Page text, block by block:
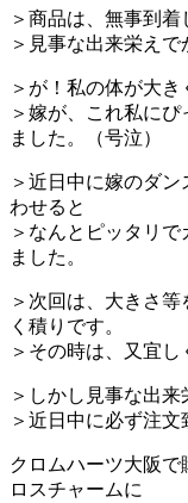
＞商品は、無事到着
＞見事な出来栄えで
＞が！私の体が大き
＞嫁が、これ私に
ました。（号泣）
＞近日中に嫁のダ
わせると
＞なんとピッタリ
ました。
＞次回は、大きさ
く積りです。
＞その時は、又宜し
＞しかし見事な出
＞近日中に必ず注文
クロムハーツ大阪
ロスチャームに